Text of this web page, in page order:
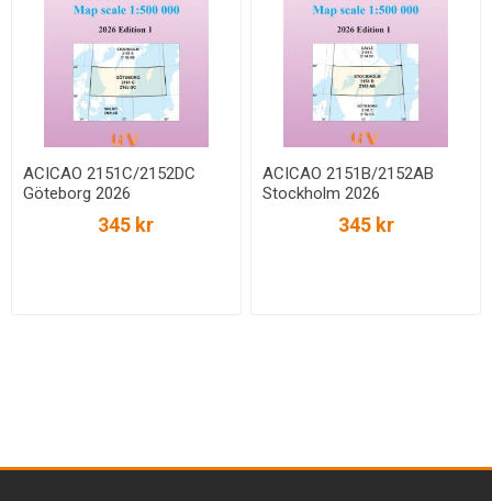
ACICAO 2151C/2152DC
Göteborg 2026
345 kr
ACICAO 2151B/2152AB
Stockholm 2026
345 kr